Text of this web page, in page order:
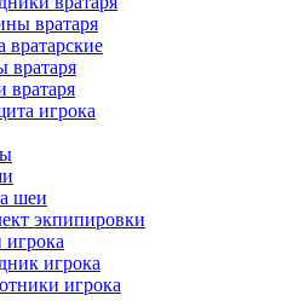
вратаря
вратаря
игрока
шеи
экпипировки
игрока
игрока